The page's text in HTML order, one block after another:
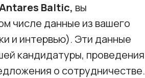
Baltic, вы
числе данные из вашего
и интервью). Эти данные
кандидатуры, проведения
о сотрудничестве.